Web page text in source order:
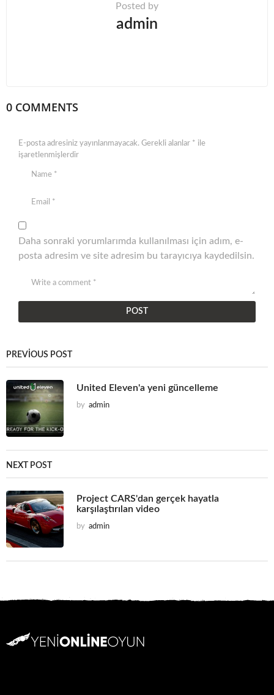
Posted by
admin
0 COMMENTS
E-posta adresiniz yayınlanmayacak. Gerekli alanlar * ile
işaretlenmişlerdir
Daha sonraki yorumlarımda kullanılması için adım, e-
posta adresim ve site adresim bu tarayıcıya kaydedilsin.
PREVIOUS POST
United Eleven'a yeni güncelleme
by admin
NEXT POST
Project CARS'dan gerçek hayatla
karşılaştırılan video
by admin